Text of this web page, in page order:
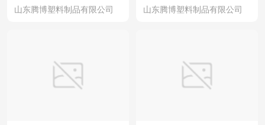
山东腾博塑料制品有限公司 山东腾博塑料制品有限公司